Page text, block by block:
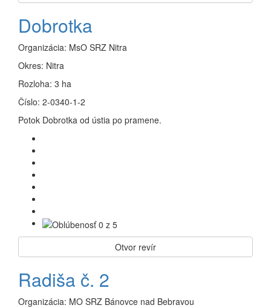
Dobrotka
Organizácia: MsO SRZ Nitra
Okres: Nitra
Rozloha: 3 ha
Číslo: 2-0340-1-2
Potok Dobrotka od ústia po pramene.
Otvor revír
Radiša č. 2
Organizácia: MO SRZ Bánovce nad Bebravou